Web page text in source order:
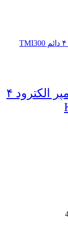
دستگاه جوش اینورتر 300 آمپر الکترود ۴